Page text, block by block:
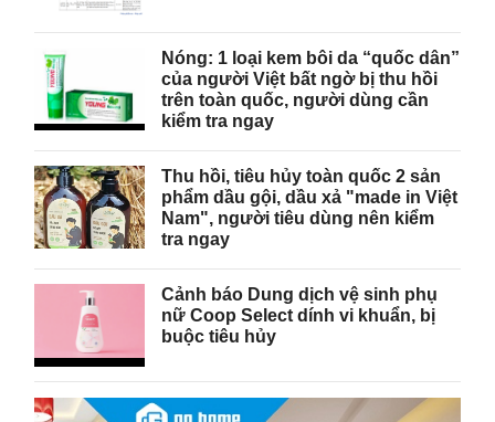
Nóng: 1 loại kem bôi da “quốc dân”
của người Việt bất ngờ bị thu hồi
trên toàn quốc, người dùng cần
kiểm tra ngay
Thu hồi, tiêu hủy toàn quốc 2 sản
phẩm dầu gội, dầu xả "made in Việt
Nam", người tiêu dùng nên kiểm
tra ngay
Cảnh báo Dung dịch vệ sinh phụ
nữ Coop Select dính vi khuẩn, bị
buộc tiêu hủy